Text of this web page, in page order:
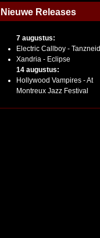
Nieuwe Releases
7 augustus:
Electric Callboy - Tanzneid
Xandria - Eclipse
14 augustus:
Hollywood Vampires - At
Montreux Jazz Festival